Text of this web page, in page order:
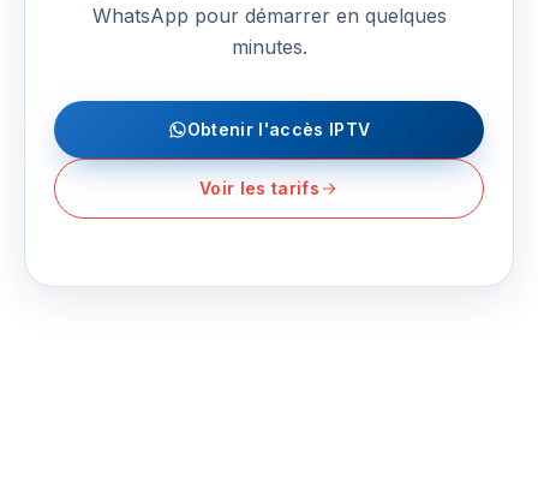
WhatsApp pour démarrer en quelques
minutes.
Obtenir l'accès IPTV
Voir les tarifs